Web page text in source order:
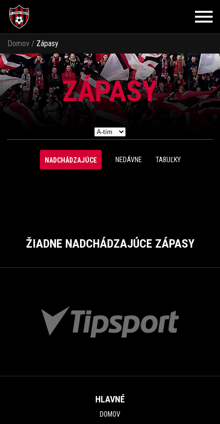
Domov / Zápasy
ZÁPASY
NADCHÁDZAJÚCE NEDÁVNE TABUĽKY
ŽIADNE NADCHÁDZAJÚCE ZÁPASY
HLAVNÉ
DOMOV